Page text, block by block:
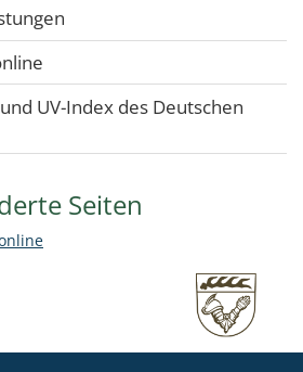
UV-Index des Deutschen
Seiten